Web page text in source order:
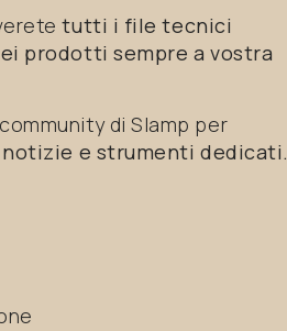
tutti i file tecnici
prodotti sempre a vostra
di Slamp per
notizie e strumenti dedicati.